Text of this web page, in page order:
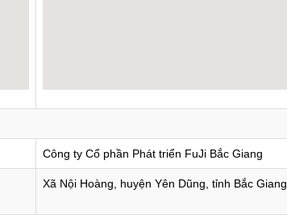
Công ty Cổ phần Phát triển FuJi Bắc Giang
Xã Nội Hoàng, huyện Yên Dũng, tỉnh Bắc Giang